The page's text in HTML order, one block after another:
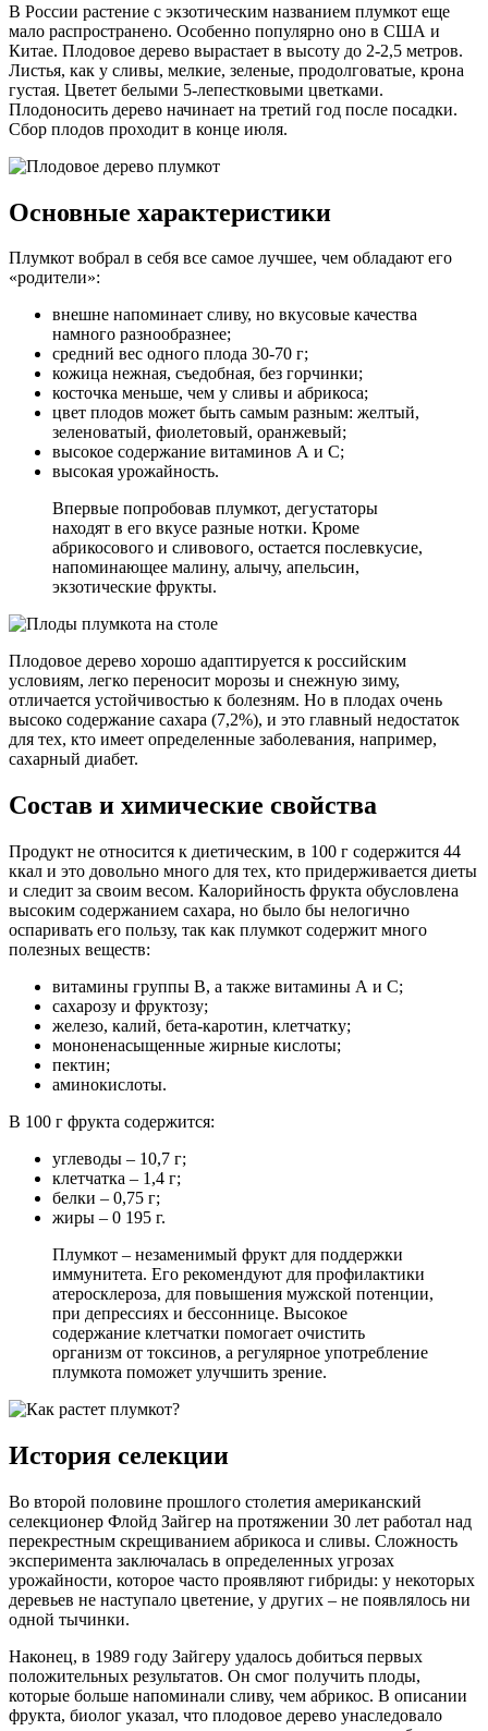
В России растение с экзотическим названием плумкот еще
мало распространено. Особенно популярно оно в США и
Китае. Плодовое дерево вырастает в высоту до 2-2,5 метров.
Листья, как у сливы, мелкие, зеленые, продолговатые, крона
густая. Цветет белыми 5-лепестковыми цветками.
Плодоносить дерево начинает на третий год после посадки.
Сбор плодов проходит в конце июля.
Основные характеристики
Плумкот вобрал в себя все самое лучшее, чем обладают его
«родители»:
внешне напоминает сливу, но вкусовые качества
намного разнообразнее;
средний вес одного плода 30-70 г;
кожица нежная, съедобная, без горчинки;
косточка меньше, чем у сливы и абрикоса;
цвет плодов может быть самым разным: желтый,
зеленоватый, фиолетовый, оранжевый;
высокое содержание витаминов А и С;
высокая урожайность.
Впервые попробовав плумкот, дегустаторы
находят в его вкусе разные нотки. Кроме
абрикосового и сливового, остается послевкусие,
напоминающее малину, алычу, апельсин,
экзотические фрукты.
Плодовое дерево хорошо адаптируется к российским
условиям, легко переносит морозы и снежную зиму,
отличается устойчивостью к болезням. Но в плодах очень
высоко содержание сахара (7,2%), и это главный недостаток
для тех, кто имеет определенные заболевания, например,
сахарный диабет.
Состав и химические свойства
Продукт не относится к диетическим, в 100 г содержится 44
ккал и это довольно много для тех, кто придерживается диеты
и следит за своим весом. Калорийность фрукта обусловлена
высоким содержанием сахара, но было бы нелогично
оспаривать его пользу, так как плумкот содержит много
полезных веществ:
витамины группы В, а также витамины А и С;
сахарозу и фруктозу;
железо, калий, бета-каротин, клетчатку;
мононенасыщенные жирные кислоты;
пектин;
аминокислоты.
В 100 г фрукта содержится:
углеводы – 10,7 г;
клетчатка – 1,4 г;
белки – 0,75 г;
жиры – 0 195 г.
Плумкот – незаменимый фрукт для поддержки
иммунитета. Его рекомендуют для профилактики
атеросклероза, для повышения мужской потенции,
при депрессиях и бессоннице. Высокое
содержание клетчатки помогает очистить
организм от токсинов, а регулярное употребление
плумкота поможет улучшить зрение.
История селекции
Во второй половине прошлого столетия американский
селекционер Флойд Зайгер на протяжении 30 лет работал над
перекрестным скрещиванием абрикоса и сливы. Сложность
эксперимента заключалась в определенных угрозах
урожайности, которое часто проявляют гибриды: у некоторых
деревьев не наступало цветение, у других – не появлялось ни
одной тычинки.
Наконец, в 1989 году Зайгеру удалось добиться первых
положительных результатов. Он смог получить плоды,
которые больше напоминали сливу, чем абрикос. В описании
фрукта, биолог указал, что плодовое дерево унаследовало